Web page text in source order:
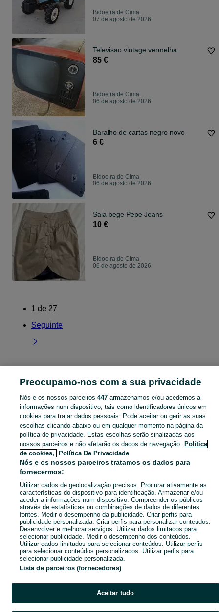
Bidoeira de Cima
07 de agosto de 2026
Televisao vintage vermelha
85 €
Bidoeira de Cima
06 de agosto de 2026
Baralho de cartas negro novo
6 €
Bidoeira de Cima
06 de agosto de 2026
Saia bege Pepe Jeans
10 €
Bidoeira de Cima
06 de agosto de 2026
1 de 27
Seguinte
Descubra os anúncios classificados gratuitos em Bidoeira de Cima no OLX Portugal. Desde empregos a serviços e produtos, encontre tudo o que precisa localmente. Mostrar
Mapa do site
Mapa das freguesias
Mapa de mini-sites
Pesquisas populares
Preocupamo-nos com a sua privacidade
Nós e os nossos parceiros 447armazenamos e/ou acedemos a
informações num dispositivo, tais como identificadores únicos em
cookies para tratar dados pessoais. Pode aceitar ou gerir as suas
escolhas clicando abaixo ou em qualquer momento na página da
política de privacidade. Estas escolhas serão sinalizadas aos
nossos parceiros e não afetarão os dados de navegação. Política
de cookies,
Política De Privacidade
Nós e os nossos parceiros tratamos os dados para
fornecermos:
Utilizar dados de geolocalização precisos. Procurar ativamente as
características do dispositivo para identificação. Armazenar e/ou
aceder a informações num dispositivo. Compreender os públicos
através de estatísticas ou combinações de dados de diferentes
fontes. Medir o desempenho da publicidade. Criar perfis para
publicidade personalizada. Criar perfis para personalizar conteúdos.
Desenvolver e melhorar serviços. Utilizar dados limitados para
selecionar publicidade. Medir o desempenho dos conteúdos.
Utilizar dados limitados para selecionar conteúdos. Utilizar perfis
para selecionar conteúdos personalizados. Utilizar perfis para
selecionar publicidade personalizada.
Lista de parceiros (fornecedores)
Aceitar tudo